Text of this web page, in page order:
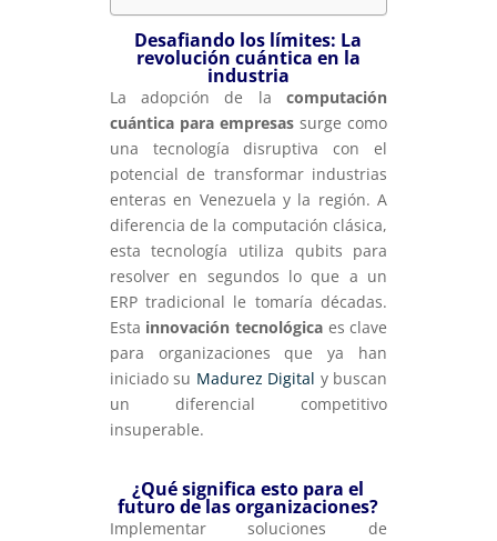
Desafiando los límites: La
revolución cuántica en la
industria
La adopción de lacomputación
cuántica para empresas surge como
una tecnología disruptiva con el
potencial de transformar industrias
enteras en Venezuela y la región. A
diferencia de la computación clásica,
esta tecnología utiliza qubits para
resolver en segundos lo que a un
ERP tradicional le tomaría décadas.
Esta innovación tecnológica es clave
para organizaciones que ya han
iniciado su Madurez Digital y buscan
un diferencial competitivo
insuperable.
¿Qué significa esto para el
futuro de las organizaciones?
Implementar soluciones de